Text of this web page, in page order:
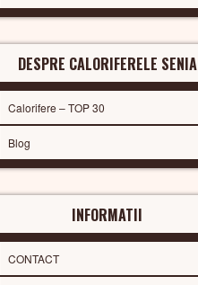
DESPRE CALORIFERELE SENIA
Calorifere – TOP 30
Blog
INFORMATII
CONTACT